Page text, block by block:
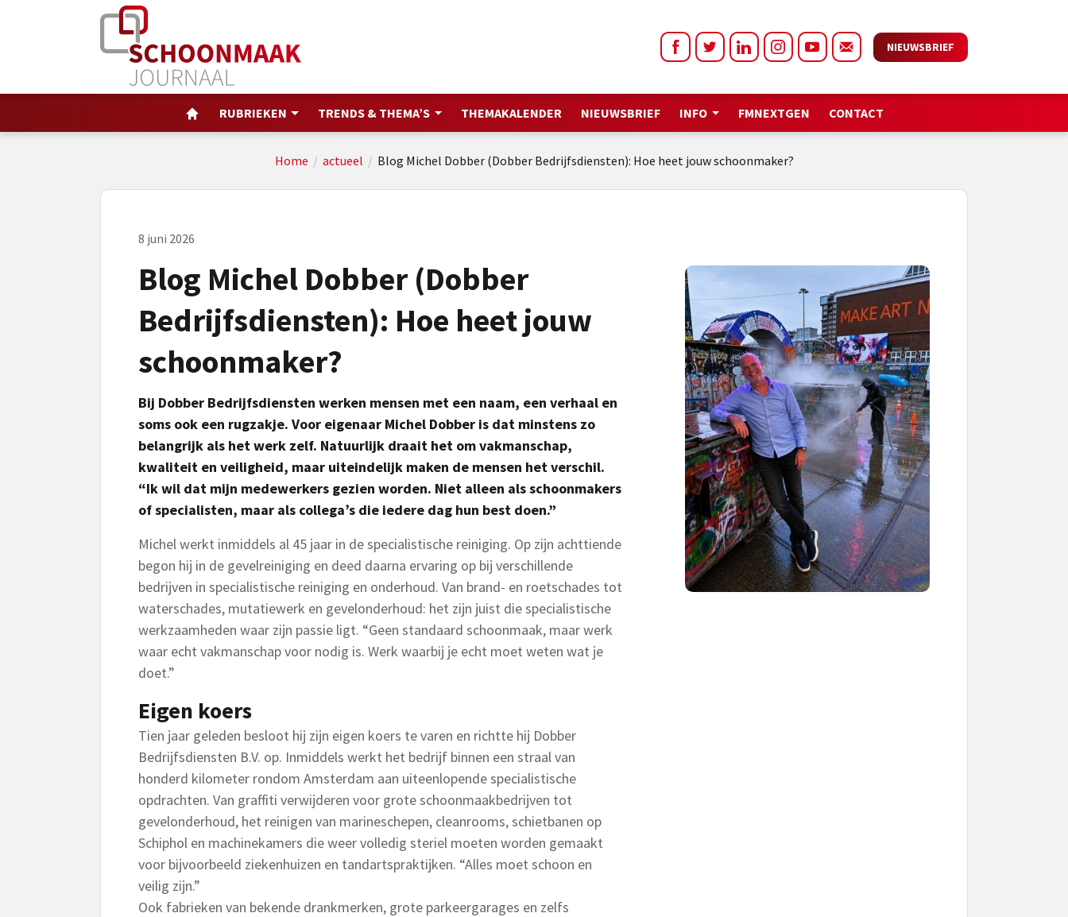
NIEUWSBRIEF
RUBRIEKEN TRENDS & THEMA’S THEMAKALENDER NIEUWSBRIEF INFO FMNEXTGEN CONTACT
Home / actueel / Blog Michel Dobber (Dobber Bedrijfsdiensten): Hoe heet jouw schoonmaker?
8 juni 2026
Blog Michel Dobber (Dobber
Bedrijfsdiensten): Hoe heet jouw
schoonmaker?
Bij Dobber Bedrijfsdiensten werken mensen met een naam, een verhaal en
soms ook een rugzakje. Voor eigenaar Michel Dobber is dat minstens zo
belangrijk als het werk zelf. Natuurlijk draait het om vakmanschap,
kwaliteit en veiligheid, maar uiteindelijk maken de mensen het verschil.
“Ik wil dat mijn medewerkers gezien worden. Niet alleen als schoonmakers
of specialisten, maar als collega’s die iedere dag hun best doen.”
Michel werkt inmiddels al 45 jaar in de specialistische reiniging. Op zijn achttiende
begon hij in de gevelreiniging en deed daarna ervaring op bij verschillende
bedrijven in specialistische reiniging en onderhoud. Van brand- en roetschades tot
waterschades, mutatiewerk en gevelonderhoud: het zijn juist die specialistische
werkzaamheden waar zijn passie ligt. “Geen standaard schoonmaak, maar werk
waar echt vakmanschap voor nodig is. Werk waarbij je echt moet weten wat je
doet.”
Eigen koers
Tien jaar geleden besloot hij zijn eigen koers te varen en richtte hij Dobber
Bedrijfsdiensten B.V. op. Inmiddels werkt het bedrijf binnen een straal van
honderd kilometer rondom Amsterdam aan uiteenlopende specialistische
opdrachten. Van graffiti verwijderen voor grote schoonmaakbedrijven tot
gevelonderhoud, het reinigen van marineschepen, cleanrooms, schietbanen op
Schiphol en machinekamers die weer volledig steriel moeten worden gemaakt
voor bijvoorbeeld ziekenhuizen en tandartspraktijken. “Alles moet schoon en
veilig zijn.”
Ook fabrieken van bekende drankmerken, grote parkeergarages en zelfs